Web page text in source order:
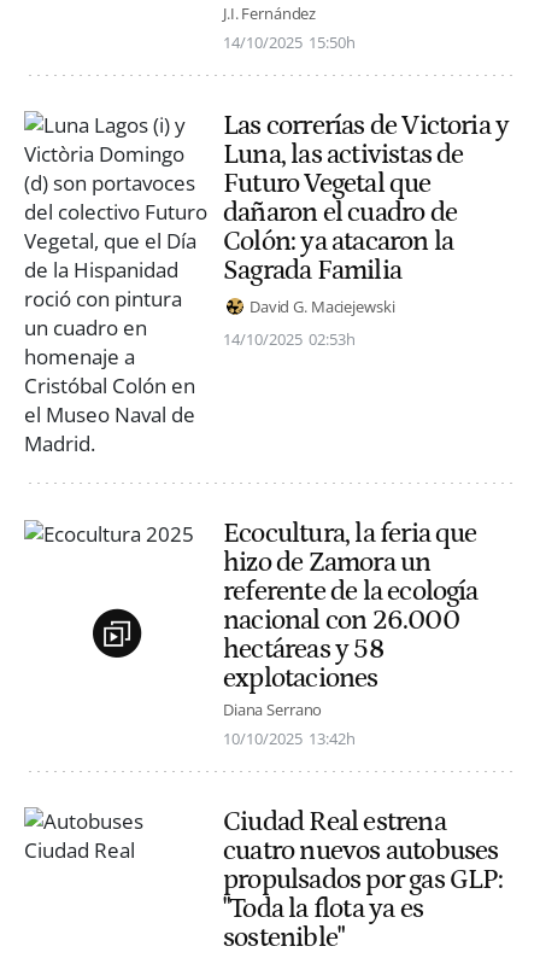
J.I. Fernández
14/10/2025 15:50h
Las correrías de Victoria y
Luna, las activistas de
Futuro Vegetal que
dañaron el cuadro de
Colón: ya atacaron la
Sagrada Familia
David G. Maciejewski
14/10/2025 02:53h
Ecocultura, la feria que
hizo de Zamora un
referente de la ecología
nacional con 26.000
hectáreas y 58
explotaciones
Diana Serrano
10/10/2025 13:42h
Ciudad Real estrena
cuatro nuevos autobuses
propulsados por gas GLP:
"Toda la flota ya es
sostenible"